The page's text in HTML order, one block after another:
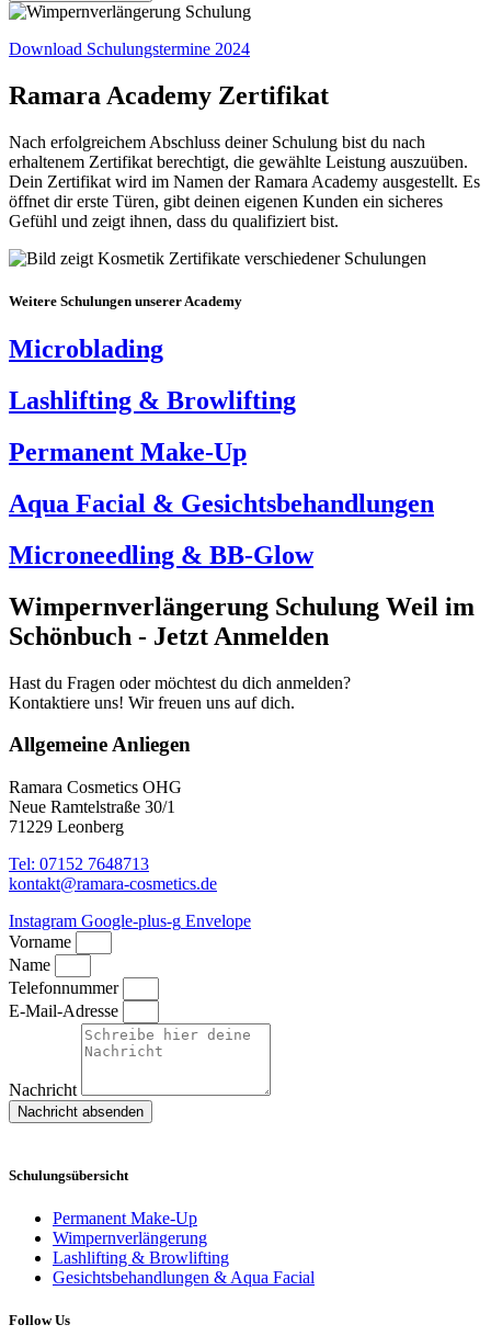
Download Schulungstermine 2024
Ramara Academy Zertifikat
Nach erfolgreichem Abschluss deiner Schulung bist du nach
erhaltenem Zertifikat berechtigt, die gewählte Leistung auszuüben.
Dein Zertifikat wird im Namen der Ramara Academy ausgestellt. Es
öffnet dir erste Türen, gibt deinen eigenen Kunden ein sicheres
Gefühl und zeigt ihnen, dass du qualifiziert bist.
Weitere Schulungen unserer Academy
Microblading
Lashlifting & Browlifting
Permanent Make-Up
Aqua Facial & Gesichtsbehandlungen
Microneedling & BB-Glow
Wimpernverlängerung Schulung Weil im
Schönbuch - Jetzt Anmelden
Hast du Fragen oder möchtest du dich anmelden?
Kontaktiere uns! Wir freuen uns auf dich.
Allgemeine Anliegen
Ramara Cosmetics OHG
Neue Ramtelstraße 30/1
71229 Leonberg
Tel: 07152 7648713
kontakt@ramara-cosmetics.de
Instagram Google-plus-g Envelope
Vorname
Name
Telefonnummer
E-Mail-Adresse
Nachricht
Nachricht absenden
Schulungsübersicht
Permanent Make-Up
Wimpernverlängerung
Lashlifting & Browlifting
Gesichtsbehandlungen & Aqua Facial
Follow Us